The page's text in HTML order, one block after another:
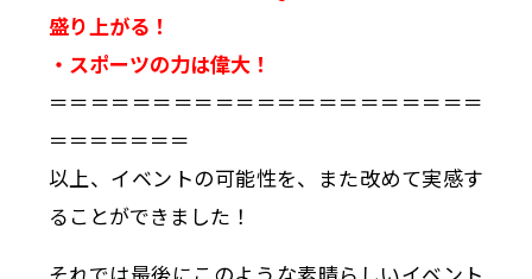
盛り上がる！
・スポーツの力は偉大！
＝＝＝＝＝＝＝＝＝＝＝＝＝＝＝＝＝＝＝＝＝
＝＝＝＝＝＝＝
以上、イベントの可能性を、また改めて実感す
ることができました！